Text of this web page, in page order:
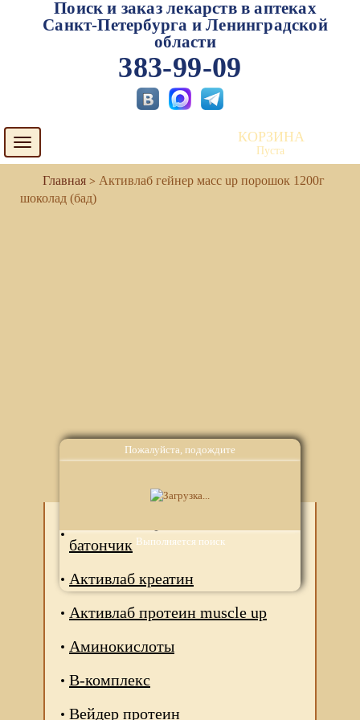
Пожалуйста, подождите
Выполняется поиск
Поиск и заказ лекарств в аптеках
Санкт-Петербурга и Ленинградской
области
383-99-09
Toggle
navigation
КОРЗИНА
Пуста
Активлаб гейнер масс up порошок 1200г
шоколад (бад)
батончик
Активлаб креатин
Активлаб протеин muscle up
Аминокислоты
В-комплекс
Вейдер протеин